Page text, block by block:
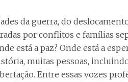
da guerra, do
por conflitos e famílias
está a paz? Onde está a
muitas pessoas,
Entre essas vozes